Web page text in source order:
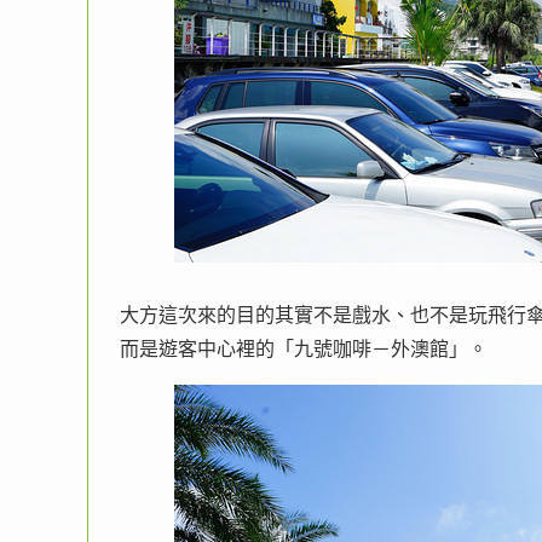
大方這次來的目的其實不是戲水、也不是玩飛行
而是遊客中心裡的「九號咖啡－外澳館」。